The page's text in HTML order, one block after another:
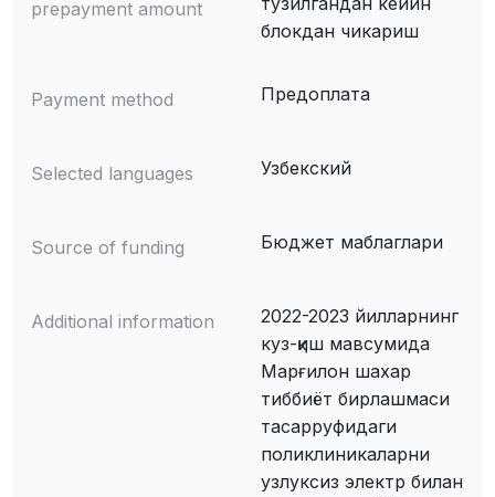
prepayment amount
блокдан чикариш
Payment method Предоплата
Selected languages Узбекский
Source of funding Бюджет маблаглари
Additional information
2022-2023 йилларнинг
куз-қиш мавсумида
Марғилон шахар
тиббиёт бирлашмаси
тасарруфидаги
поликлиникаларни
узлуксиз электр билан